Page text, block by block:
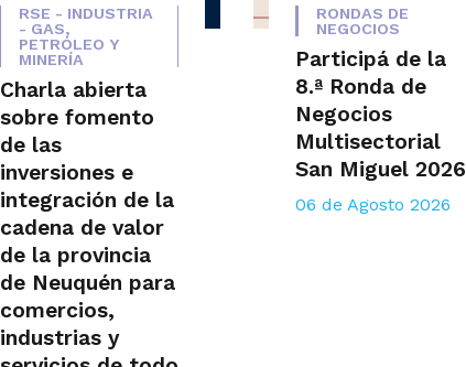
RSE - INDUSTRIA
- GAS,
PETRÓLEO Y
MINERÍA
Charla abierta
sobre fomento
de las
inversiones e
integración de la
cadena de valor
de la provincia
de Neuquén para
comercios,
industrias y
RONDAS DE
NEGOCIOS
Participá de la
8.ª Ronda de
Negocios
Multisectorial
San Miguel 2026
06 de Agosto 2026